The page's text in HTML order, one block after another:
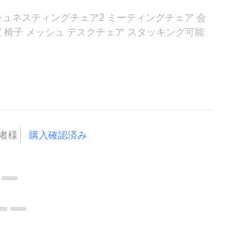
ュネスティングチェア2 ミーティングチェア 会
子 メッシュ デスクチェア スタッキング可能
様
購入確認済み